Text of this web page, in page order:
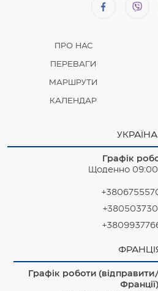
ПРО НАС
ПЕРЕВАГИ
МАРШРУТИ
КАЛЕНДАР
УКРАЇНА
Графік
Щоденно
Графік роботи